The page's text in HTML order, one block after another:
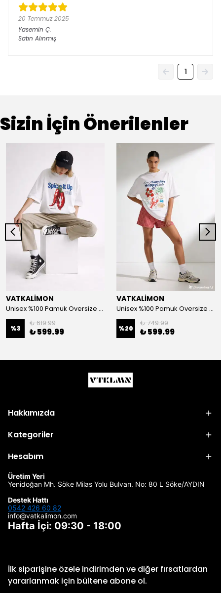
20 Temmuz 2025
Yasemin Ç.
Satın Alınmış
1
Sizin İçin Önerilenler
VATKALİMON
Unisex %100 Pamuk Oversize Yuvarlak Yaka Baskılı T-shirt
%3
₺ 619.99
₺ 599.99
VATKALİMON
Unisex %100 Pamuk Oversize Yuvarlak Yaka Baskılı T-shirt
%20
₺ 749.99
₺ 599.99
Hakkımızda
Kategoriler
Hesabım
Üretim Yeri
Yenidoğan Mh. Söke Milas Yolu Bulvarı. No: 80 L Söke/AYDIN
Destek Hattı
0542 426 60 82
info@vatkalimon.com
Hafta İçi: 09:30 - 18:00
İlk siparişine özele indirimden ve diğer fırsatlardan
yararlanmak için bültene abone ol.